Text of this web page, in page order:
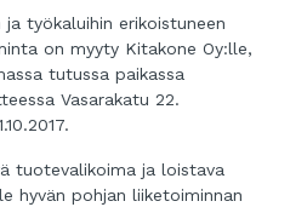
ja työkaluihin erikoistuneen
on myyty Kitakone Oy:lle,
tutussa paikassa
Vasarakatu 22.
tuotevalikoima ja loistava
hyvän pohjan liiketoiminnan